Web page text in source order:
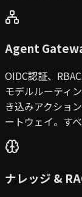
Agent
OIDC認証、
モデルルーティ
き込みアクショ
ートウェイ。す
ナレッジ &